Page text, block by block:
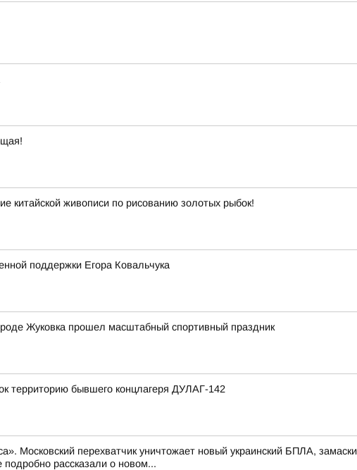
китайской живописи по рисованию золотых рыбок!
поддержки Егора Ковальчука
Жуковка прошел масштабный спортивный праздник
территорию бывшего концлагеря ДУЛАГ-142
Московский перехватчик уничтожает новый украинский БПЛА,
рассказали о новом...